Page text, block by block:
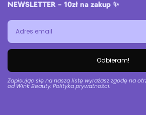
NEWSLETTER – 10zł na zakup ✨
Odbieram!
Zapisując się na naszą listę wyrażasz zgodę na
od Wink Beauty. Polityka prywatności.